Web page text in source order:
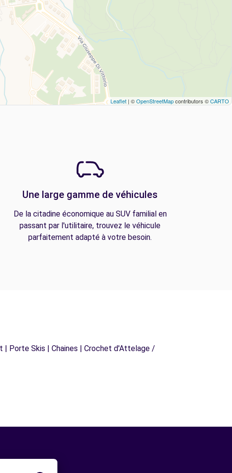
Leaflet | ©OpenStreetMapcontributors ©CARTO
Une large gamme de véhicules
De la citadine économique au SUV familial en
passant par l'utilitaire, trouvez le véhicule
parfaitement adapté à votre besoin.
| Porte Skis | Chaines | Crochet d'Attelage /